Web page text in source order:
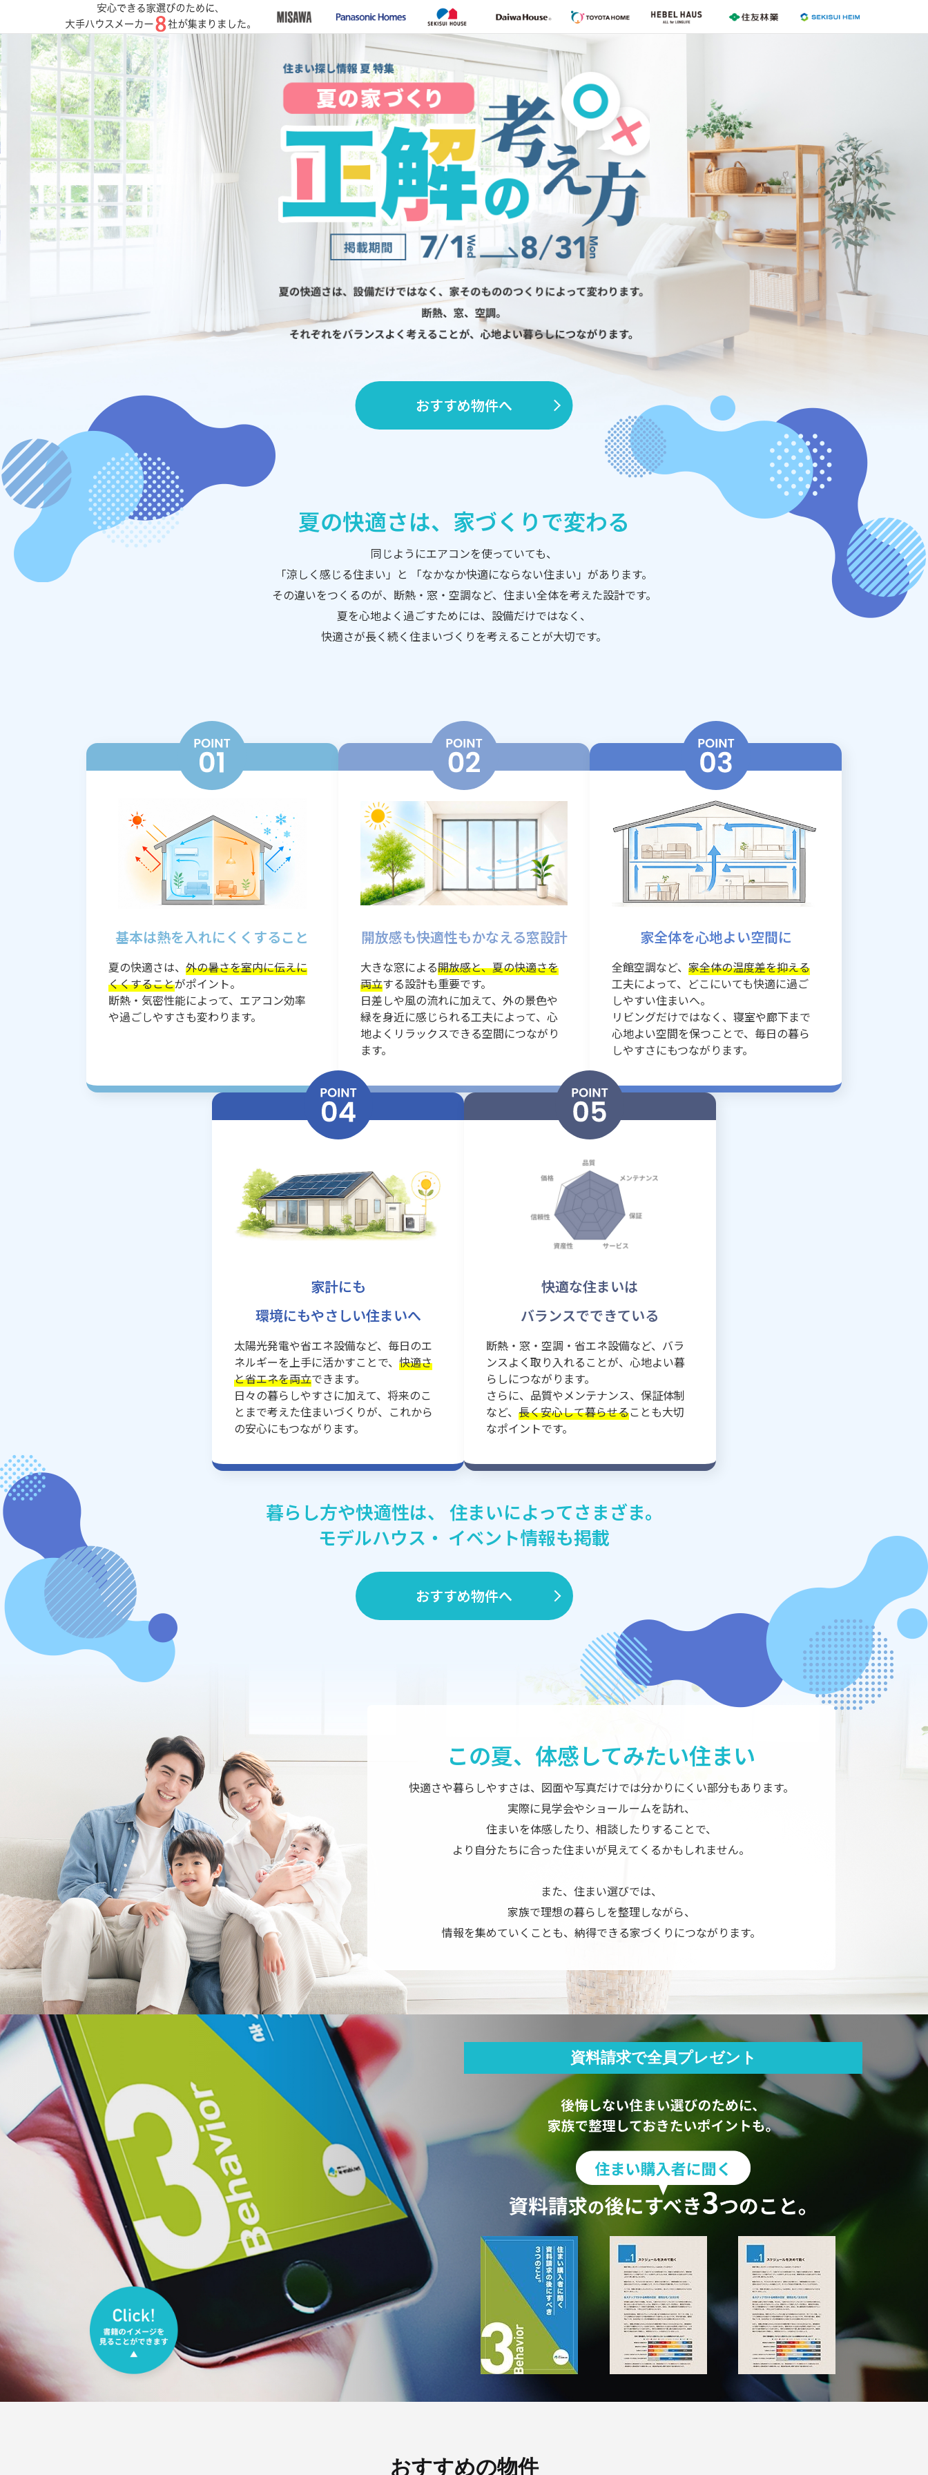
おすすめ物件へ
夏の快適さは、家づくりで変わる
同じようにエアコンを使っていても、
「涼しく感じる住まい」と 「なかなか快適にならない住まい」があります。
その違いをつくるのが、断熱・窓・空調など、住まい全体を考えた設計です。
夏を心地よく過ごすためには、設備だけではなく、
快適さが長く続く住まいづくりを考えることが大切です。
基本は熱を入れにくくすること
夏の快適さは、外の暑さを室内に伝えに
くくすることがポイント。
断熱・気密性能によって、エアコン効率
や過ごしやすさも変わります。
開放感も快適性もかなえる窓設計
大きな窓による開放感と、夏の快適さを
両立する設計も重要です。
日差しや風の流れに加えて、外の景色や
緑を身近に感じられる工夫によって、心
地よくリラックスできる空間につながり
ます。
家全体を心地よい空間に
全館空調など、家全体の温度差を抑える
工夫によって、どこにいても快適に過ご
しやすい住まいへ。
リビングだけではなく、寝室や廊下まで
心地よい空間を保つことで、毎日の暮ら
しやすさにもつながります。
家計にも
環境にもやさしい住まいへ
太陽光発電や省エネ設備など、毎日のエ
ネルギーを上手に活かすことで、快適さ
と省エネを両立できます。
日々の暮らしやすさに加えて、将来のこ
とまで考えた住まいづくりが、これから
の安心にもつながります。
快適な住まいは
バランスでできている
断熱・窓・空調・省エネ設備など、バラ
ンスよく取り入れることが、心地よい暮
らしにつながります。
さらに、品質やメンテナンス、保証体制
など、 長く安心して暮らせることも大切
なポイントです。
暮らし方や快適性は、
住まいによってさまざま。
モデルハウス・ イベント情報も掲載
おすすめ物件へ
この夏、体感してみたい住まい
快適さや暮らしやすさは、図面や写真だけでは分かりにくい部分もあります。
実際に見学会やショールームを訪れ、
住まいを体感したり、相談したりすることで、
より自分たちに合った住まいが見えてくるかもしれません。
また、住まい選びでは、
家族で理想の暮らしを整理しながら、
情報を集めていくことも、納得できる家づくりにつながります。
資料請求で全員プレゼント
おすすめの物件